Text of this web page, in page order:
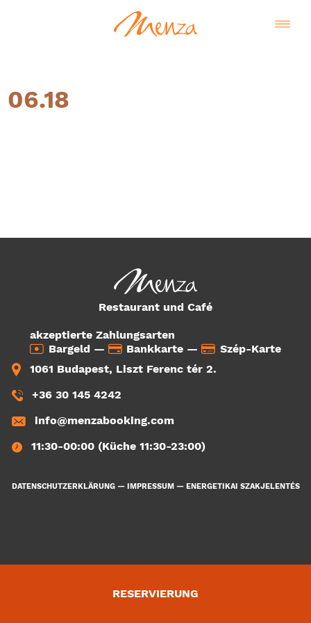
06.18
Restaurant und Café
akzeptierte Zahlungsarten
Bargeld —
Bankkarte —
Szép-Karte
1061 Budapest, Liszt Ferenc tér 2.
+36 30 145 4242
info@menzabooking.com
11:30-00:00 (Küche 11:30-23:00)
DATENSCHUTZERKLÄRUNG— IMPRESSUM— ENERGETIKAI SZAKJELENTÉS
RESERVIERUNG